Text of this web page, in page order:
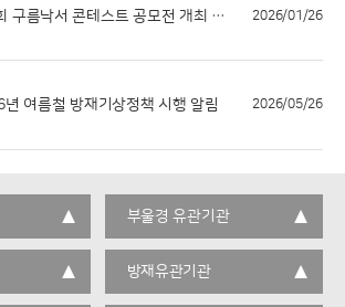
제3회 구름낙서 콘테스트 공모전 개최 알림 2026/01/26
년 여름철 방재기상정책 시행 알림 2026/05/26
부울경 유관기관
방재유관기관